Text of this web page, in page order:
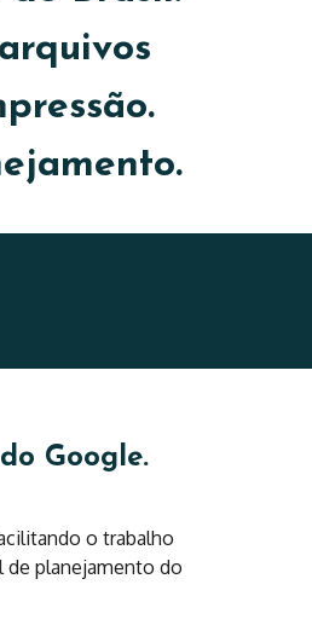
Google.
o trabalho
de planejamento do